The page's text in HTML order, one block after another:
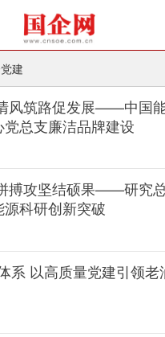
建
风筑路促发展——中国
总支廉洁品牌建设
科研创新突破
系 以高质量党建引领